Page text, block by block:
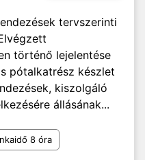
tervszerinti
történő lejelentése
pótalkatrész készlet
kiszolgáló
állásának...
8 óra